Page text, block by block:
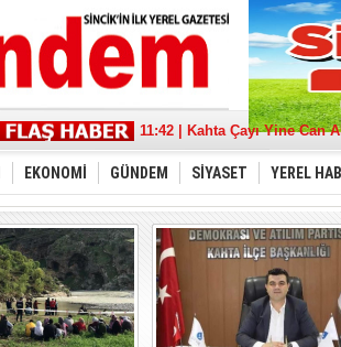
17:36 | Sincik Doğalgaza
11:42 | Kahta Çayı Yine Can
18:21 | Deva Partisinden
13:39 | Sait Aybak'a Büyük
08:32 | Aybak, Adıyaman'da
21:11 | “Türkiye İçin” tüm
22:53 | MHP Adıyaman
17:43 | Depremde hasar
10:17 | Burak Gelir’’
15:21 | "Bu Yanlıştan Biran
EKONOMİ GÜNDEM SİYASET YEREL